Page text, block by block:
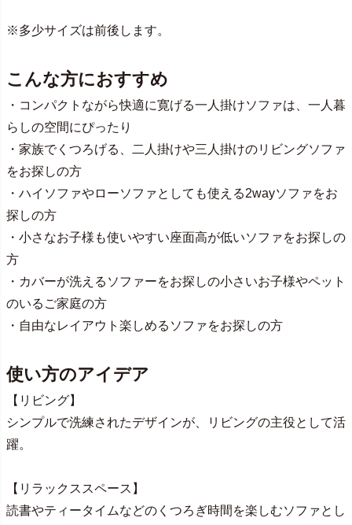
※多少サイズは前後します。
こんな方におすすめ
・コンパクトながら快適に寛げる一人掛けソファは、一人暮
らしの空間にぴったり
・家族でくつろげる、二人掛けや三人掛けのリビングソファ
をお探しの方
・ハイソファやローソファとしても使える2wayソファをお
探しの方
・小さなお子様も使いやすい座面高が低いソファをお探しの
方
・カバーが洗えるソファーをお探しの小さいお子様やペット
のいるご家庭の方
・自由なレイアウト楽しめるソファをお探しの方
使い方のアイデア
【リビング】
シンプルで洗練されたデザインが、リビングの主役として活
躍。
【リラックススペース】
読書やティータイムなどのくつろぎ時間を楽しむソファとし